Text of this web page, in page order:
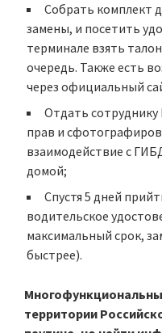
Собрать комплект
замены, и посетить
терминале взять
очередь. Также есть
через официальный
Отдать
прав и
взаимодействие с
домой;
Спустя 5 дней
водительское
максимальный срок,
быстрее).
территории